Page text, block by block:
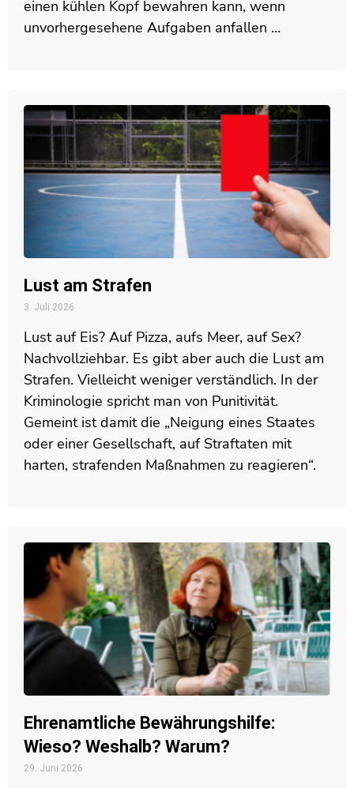
einen kühlen Kopf bewahren kann, wenn
unvorhergesehene Aufgaben anfallen …
Lust am Strafen
3. Juli 2026
Lust auf Eis? Auf Pizza, aufs Meer, auf Sex?
Nachvollziehbar. Es gibt aber auch die Lust am
Strafen. Vielleicht weniger verständlich. In der
Kriminologie spricht man von Punitivität.
Gemeint ist damit die „Neigung eines Staates
oder einer Gesellschaft, auf Straftaten mit
harten, strafenden Maßnahmen zu reagieren“.
Ehrenamtliche Bewährungshilfe:
Wieso? Weshalb? Warum?
29. Juni 2026